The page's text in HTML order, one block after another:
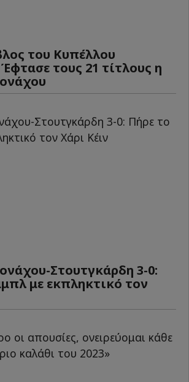
του Κυπέλλου
τους 21 τίτλους η
Στουτγκάρδη 3-0:
με εκπληκτικό τον